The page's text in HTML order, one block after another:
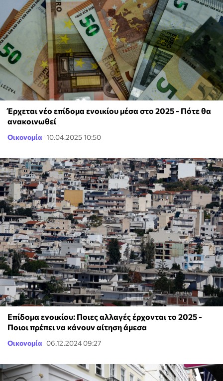
Έρχεται νέο επίδομα ενοικίου μέσα στο 2025 - Πότε θα
ανακοινωθεί
Οικονομία 10.04.2025 10:50
Επίδομα ενοικίου: Ποιες αλλαγές έρχονται το 2025 -
Ποιοι πρέπει να κάνουν αίτηση άμεσα
Οικονομία 06.12.2024 09:27